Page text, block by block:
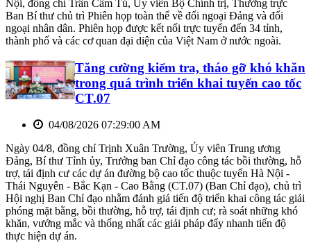
Nội, đồng chí Trần Cẩm Tú, Ủy viên Bộ Chính trị, Thường trực
Ban Bí thư chủ trì Phiên họp toàn thể về đối ngoại Đảng và đối
ngoại nhân dân. Phiên họp được kết nối trực tuyến đến 34 tỉnh,
thành phố và các cơ quan đại diện của Việt Nam ở nước ngoài.
Tăng cường kiểm tra, tháo gỡ khó khăn
trong quá trình triển khai tuyến cao tốc
CT.07
04/08/2026 07:29:00 AM
Ngày 04/8, đồng chí Trịnh Xuân Trường, Ủy viên Trung ương
Đảng, Bí thư Tỉnh ủy, Trưởng ban Chỉ đạo công tác bồi thường, hỗ
trợ, tái định cư các dự án đường bộ cao tốc thuộc tuyến Hà Nội -
Thái Nguyên - Bắc Kạn - Cao Bằng (CT.07) (Ban Chỉ đạo), chủ trì
Hội nghị Ban Chỉ đạo nhằm đánh giá tiến độ triển khai công tác giải
phóng mặt bằng, bồi thường, hỗ trợ, tái định cư; rà soát những khó
khăn, vướng mắc và thống nhất các giải pháp đẩy nhanh tiến độ
thực hiện dự án.